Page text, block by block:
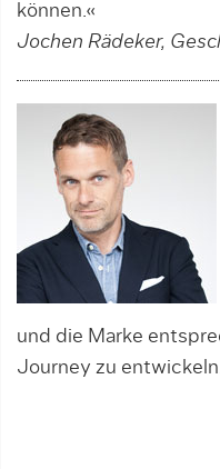
können.«
Jochen Rädeker,
und die Marke
Journey zu